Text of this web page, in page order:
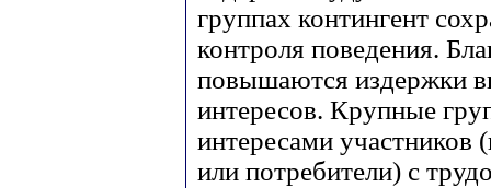
группах контингент
контроля поведения.
повышаются издержки
интересов. Крупные
интересами участников
или потребители) с